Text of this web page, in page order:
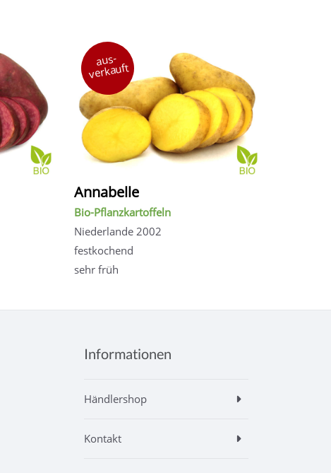
aus-
verkauft
Annabelle
Bio-Pflanzkartoffeln
Niederlande 2002
festkochend
sehr früh
Informationen
Händlershop
Kontakt